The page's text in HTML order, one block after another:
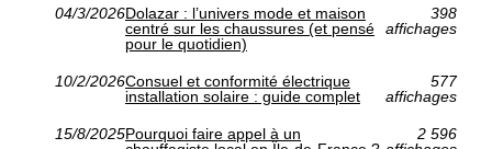
04/3/2026Dolazar : l’univers mode et maison
centré sur les chaussures (et pensé
pour le quotidien)
398
affichages
10/2/2026Consuel et conformité électrique
installation solaire : guide complet
577
affichages
15/8/2025Pourquoi faire appel à un
2 596